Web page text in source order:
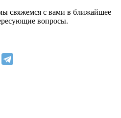
свяжемся с вами в ближайшее
вопросы.